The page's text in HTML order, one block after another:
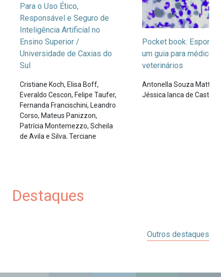
Para o Uso Ético,
Responsável e Seguro de
Inteligência Artificial no
Ensino Superior /
Universidade de Caxias do
Sul
Cristiane Koch, Elisa Boff,
Everaldo Cescon, Felipe Taufer,
Fernanda Francischini, Leandro
Corso, Mateus Panizzon,
Patrícia Montemezzo, Scheila
de Avila e Silva, Terciane
Pocket book:
um guia para médicos
veterinários
Antonella Souza Mattei,
Jéssica Ianca de Castro
Destaques
Outros destaques